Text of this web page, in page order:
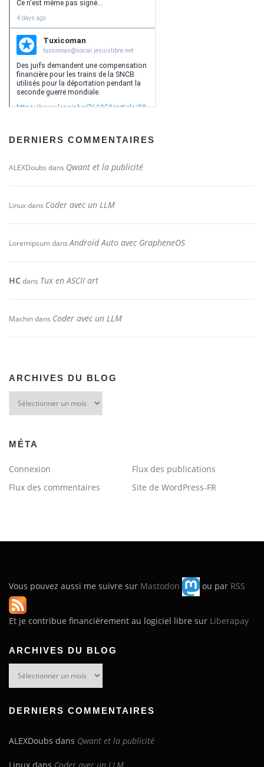
DERNIERS COMMENTAIRES
ALEXDoubs dans Qwant et la publicité
Linuxdans Coder avec un LLM
LoremipsumdansAndroid Auto avec GrapheneOS
HC dans Tux en ASCII art
Machindans Coder avec un LLM
ARCHIVES DU BLOG
MÉTA
Connexion
Flux des publications
Flux des commentaires
Site de WordPress-FR
Vous pouvez aussi me suivre sur Mastodon ou par RSS
Et je contribue financièrement au logiciel libre sur Liberapay
ARCHIVES DU BLOG
DERNIERS COMMENTAIRES
ALEXDoubs dans Qwant et la publicité